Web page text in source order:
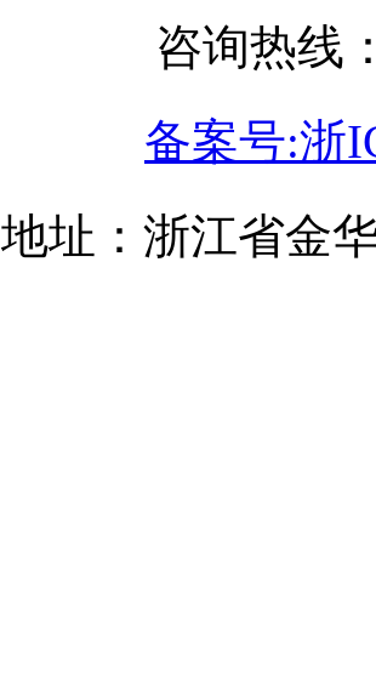
咨询热线
备案号:浙
地址：浙江省金